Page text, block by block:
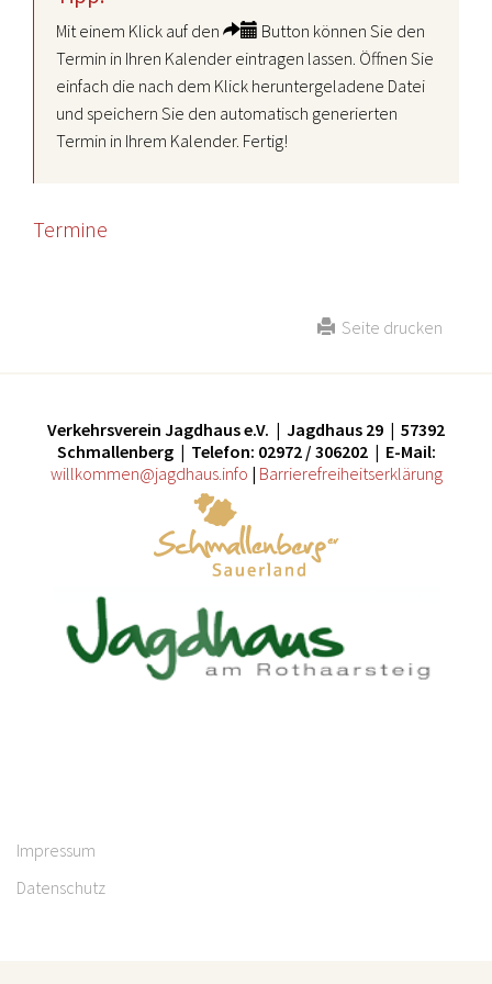
Mit einem Klick auf den
Button können Sie den
Termin in Ihren Kalender eintragen lassen. Öffnen Sie
einfach die nach dem Klick heruntergeladene Datei
und speichern Sie den automatisch generierten
Termin in Ihrem Kalender. Fertig!
Termine
Seite drucken
Verkehrsverein Jagdhaus e.V. | Jagdhaus 29 | 57392
Schmallenberg | Telefon: 02972 / 306202 | E-Mail:
willkommen@jagdhaus.info | Barrierefreiheitserklärung
Impressum
Datenschutz